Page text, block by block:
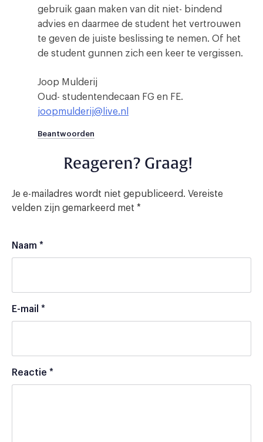
gebruik gaan maken van dit niet- bindend
advies en daarmee de student het vertrouwen
te geven de juiste beslissing te nemen. Of het
de student gunnen zich een keer te vergissen.
Joop Mulderij
Oud- studentendecaan FG en FE.
joopmulderij@live.nl
Beantwoorden
Reageren? Graag!
Je e-mailadres wordt niet gepubliceerd. Vereiste
velden zijn gemarkeerd met *
Naam *
E-mail *
Reactie *